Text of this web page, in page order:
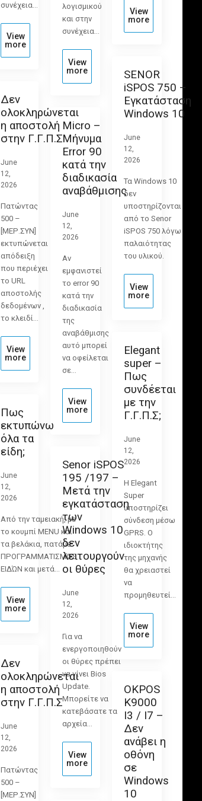
συνέχεια…
View
more
λογισμικού
και στην
συνέχεια…
View
more
View
more
SENOR
iSPOS 750 –
Εγκατάσταση
Windows 10
June
12,
2026
Τα Windows 10
δεν
υποστηρίζονται
από το Senor
iSPOS 750 λόγω
παλαιότητας
του υλικού.
View
more
Δεν
ολοκληρώνεται
η αποστολή
στην Γ.Γ.Π.Σ
June
12,
2026
Πατώντας
500 –
[ΜΕΡ.ΣΥΝ]
εκτυπώνεται
απόδειξη
που περιέχει
το URL
αποστολής
δεδομένων ,
το κλειδί…
View
more
Micro –
Μήνυμα
Error 90
κατά την
διαδικασία
αναβάθμισης
June
12,
2026
Αν
εμφανιστεί
το error 90
κατά την
διαδικασία
της
αναβάθμισης
αυτό μπορεί
να οφείλεται
σε…
View
more
Elegant
super –
Πως
συνδέεται
με την
Γ.Γ.Π.Σ;
June
12,
2026
Η Elegant
Super
υποστηρίζει
σύνδεση μέσω
GPRS. Ο
ιδιοκτήτης
της μηχανής
θα χρειαστεί
να
προμηθευτεί…
View
more
Πως
εκτυπώνω
όλα τα
είδη;
June
12,
2026
Από την ταμειακή, με
το κουμπί MENU και
τα βελάκια, πατάμε
ΠΡΟΓΡΑΜΜΑΤΙΣΜΌΣ
ΕΙΔΏΝ και μετά…
View
more
Senor iSPOS
195 /197 –
Μετά την
εγκατάσταση
των
Windows 10
δεν
λειτουργούν
οι θύρες
June
12,
2026
Για να
ενεργοποιηθούν
οι θύρες πρέπει
να γίνει Bios
Update.
Μπορείτε να
κατεβάσατε τα
αρχεία…
View
more
Δεν
ολοκληρώνεται
η αποστολή
στην Γ.Γ.Π.Σ
June
12,
2026
Πατώντας
500 –
[ΜΕΡ.ΣΥΝ]
OKPOS
K9000
I3 / I7 –
Δεν
ανάβει η
οθόνη
σε
Windows
10